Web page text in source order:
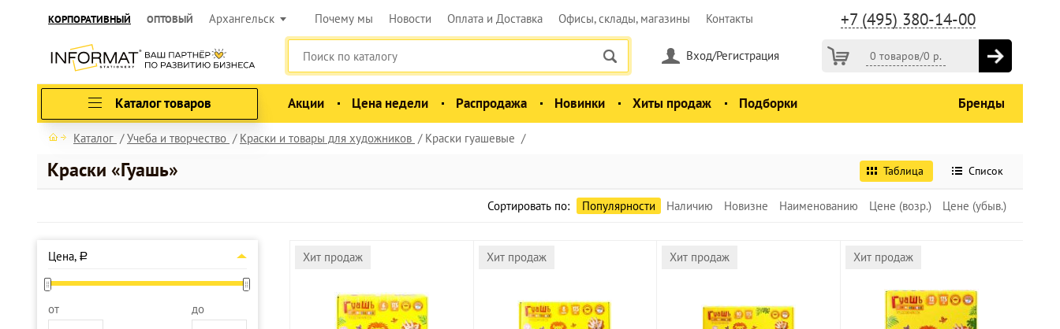
КОРПОРАТИВНЫЙ ОПТОВЫЙ Архангельск +7 (495) 380-14-00
Почему мы Новости Оплата и Доставка Офисы, склады, магазины Контакты
0 товаров/0 р.
Вход/Регистрация
Каталог товаров Акции Цена недели Распродажа Новинки Хиты продаж Подборки Бренды
Каталог Учеба и творчество Краски и товары для художников Краски гуашевые
Краски «Гуашь» Таблица Список
Сортировать по: Популярности Наличию Новизне Наименованию Цене (возр.) Цене (убыв.)
Цена, a
от до
Хит продаж Хит продаж Хит продаж Хит продаж